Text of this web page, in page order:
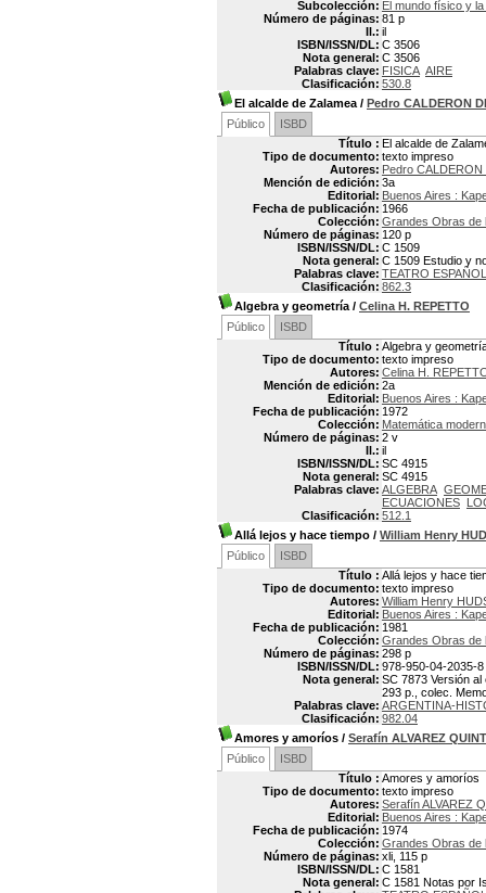
Subcolección: El mundo físico y
Número de páginas: 81 p
Il.: il
ISBN/ISSN/DL: C 3506
Nota general: C 3506
Palabras clave: FISICA AIRE
Clasificación: 530.8
El alcalde de Zalamea / Pedro CALDERON
Público
ISBD
Título : El alcalde de
Tipo de documento: texto impreso
Autores: Pedro
Mención de edición: 3a
Editorial: Buenos Aires :
Fecha de publicación: 1966
Colección: Grandes Obras de
Número de páginas: 120 p
ISBN/ISSN/DL: C 1509
Nota general: C 1509 Estudio y
Palabras clave: TEATRO ESPAÑOL
Clasificación: 862.3
Algebra y geometría / Celina H. REPETTO
Público
ISBD
Título : Algebra y
Tipo de documento: texto impreso
Autores: Celina H.
Mención de edición: 2a
Editorial: Buenos Aires :
Fecha de publicación: 1972
Colección: Matemática
Número de páginas: 2 v
Il.: il
ISBN/ISSN/DL: SC 4915
Nota general: SC 4915
Palabras clave: ALGEBRA
ECUACIONES
Clasificación: 512.1
Allá lejos y hace tiempo / William Henry
Público
ISBD
Título : Allá lejos y hace
Tipo de documento: texto impreso
Autores: William Henry
Editorial: Buenos Aires :
Fecha de publicación: 1981
Colección: Grandes Obras de
Número de páginas: 298 p
ISBN/ISSN/DL: 978-950-04-2035-8
Nota general: SC 7873 Versión
293 p., colec.
Palabras clave: ARGENTINA-
Clasificación: 982.04
Amores y amoríos / Serafín ALVAREZ
Público
ISBD
Título : Amores y amoríos
Tipo de documento: texto impreso
Autores: Serafín ALVAREZ
Editorial: Buenos Aires :
Fecha de publicación: 1974
Colección: Grandes Obras de
Número de páginas: xli, 115 p
ISBN/ISSN/DL: C 1581
Nota general: C 1581 Notas por